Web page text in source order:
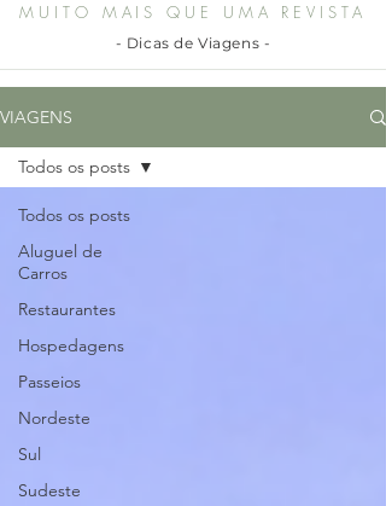
MUITO MAIS QUE UMA REVISTA
- Dicas de Viagens -
VIAGENS
Todos os posts
Aluguel de
Carros
Restaurantes
Hospedagens
Passeios
Nordeste
Sul
Sudeste
Todos os posts